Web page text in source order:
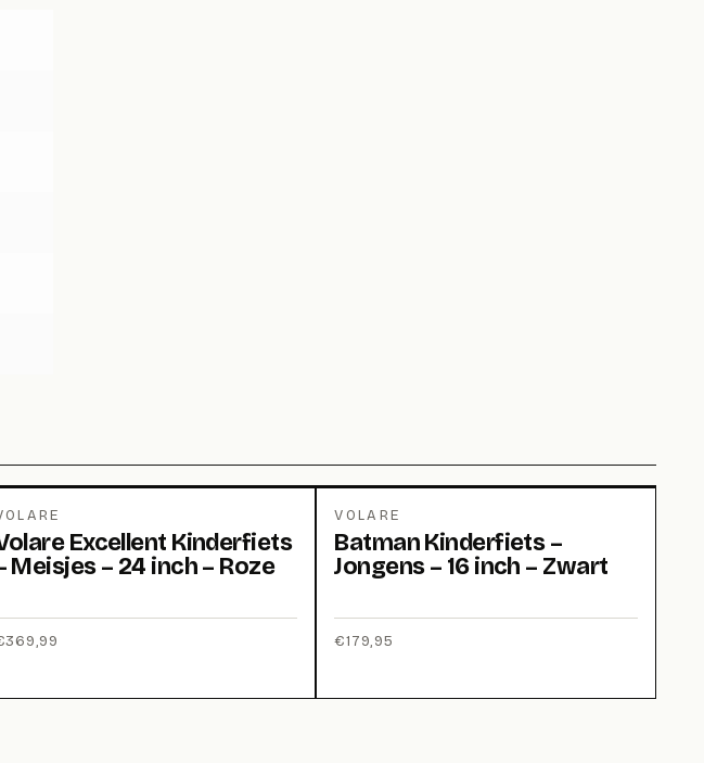
Excellent Kinderfiets
Meisjes – 24 inch – Roze
369,99
VOLARE
Batman Kinderfiets –
Jongens – 16 inch – Zwart
€179,95